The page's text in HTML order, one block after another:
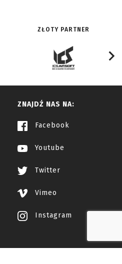
ZŁOTY PARTNER
ZNAJDŹ NAS NA:
Facebook
Youtube
Twitter
Vimeo
Instagram